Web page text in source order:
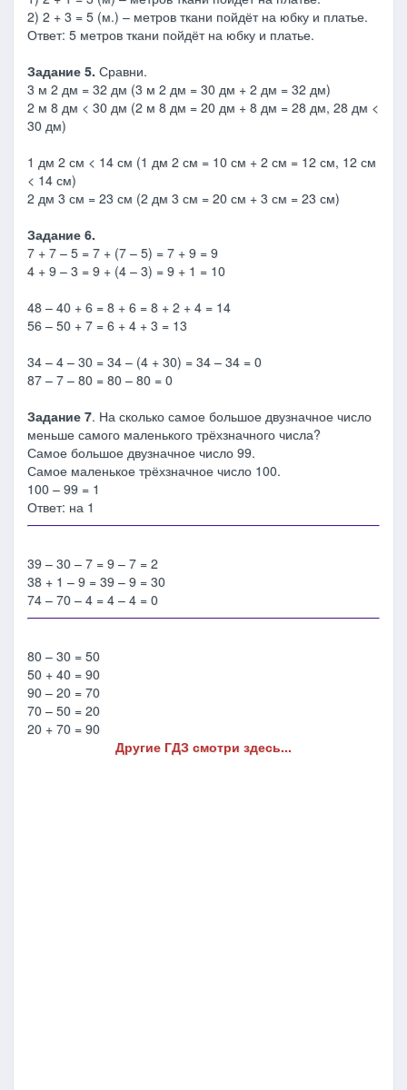
2) 2 + 3 = 5 (м.) – метров ткани пойдёт на юбку и платье.
Ответ: 5 метров ткани пойдёт на юбку и платье.
Задание 5. Сравни.
3 м 2 дм = 32 дм (3 м 2 дм = 30 дм + 2 дм = 32 дм)
2 м 8 дм < 30 дм (2 м 8 дм = 20 дм + 8 дм = 28 дм, 28 дм <
30 дм)
1 дм 2 см < 14 см (1 дм 2 см = 10 см + 2 см = 12 см, 12 см
< 14 см)
2 дм 3 см = 23 см (2 дм 3 см = 20 см + 3 см = 23 см)
Задание 6.
7 + 7 – 5 = 7 + (7 – 5) = 7 + 9 = 9
4 + 9 – 3 = 9 + (4 – 3) = 9 + 1 = 10
48 – 40 + 6 = 8 + 6 = 8 + 2 + 4 = 14
56 – 50 + 7 = 6 + 4 + 3 = 13
34 – 4 – 30 = 34 – (4 + 30) = 34 – 34 = 0
87 – 7 – 80 = 80 – 80 = 0
Задание 7. На сколько самое большое двузначное число
меньше самого маленького трёхзначного числа?
Самое большое двузначное число 99.
Самое маленькое трёхзначное число 100.
100 – 99 = 1
Ответ: на 1
39 – 30 – 7 = 9 – 7 = 2
38 + 1 – 9 = 39 – 9 = 30
74 – 70 – 4 = 4 – 4 = 0
80 – 30 = 50
50 + 40 = 90
90 – 20 = 70
70 – 50 = 20
20 + 70 = 90
Другие ГДЗ смотри здесь...